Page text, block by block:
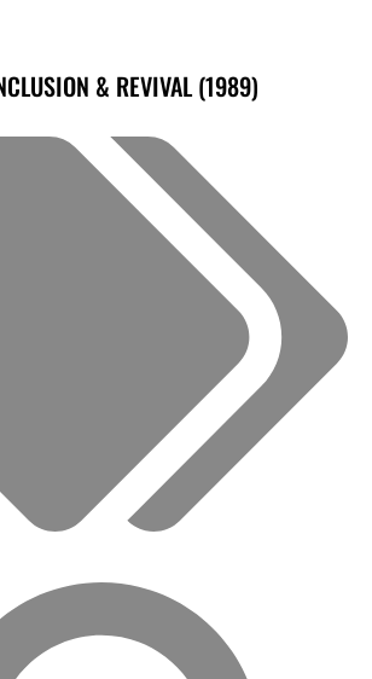
& REVIVAL (1989)